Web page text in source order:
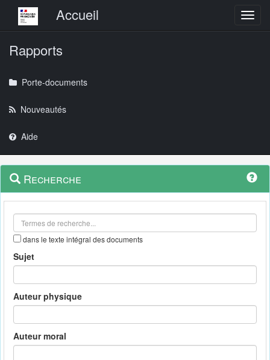
Menu principalAccueil
Rapports
Porte-documents
Nouveautés
Aide
Navigation
outils
Menu
contextuel
Recherche
dans le texte intégral des documents
Sujet
Auteur physique
Auteur moral